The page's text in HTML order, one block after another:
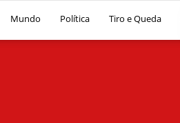
Mundo Política Tiro e Queda